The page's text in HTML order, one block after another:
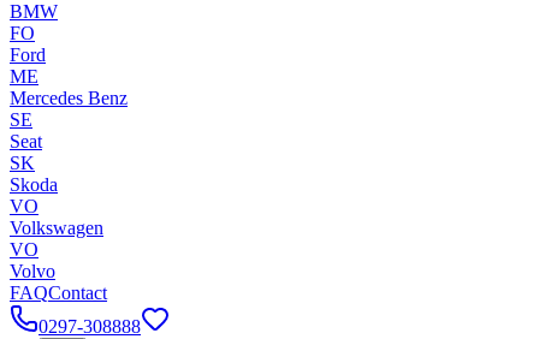
BMW
FO
Ford
ME
Mercedes Benz
SE
Seat
SK
Skoda
VO
Volkswagen
VO
Volvo
FAQContact
0297-308888